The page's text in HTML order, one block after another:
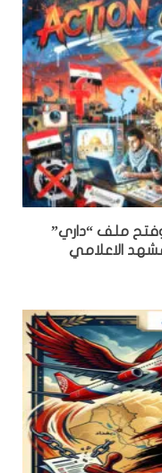
وفتح ملف “داري”
الاعلامي